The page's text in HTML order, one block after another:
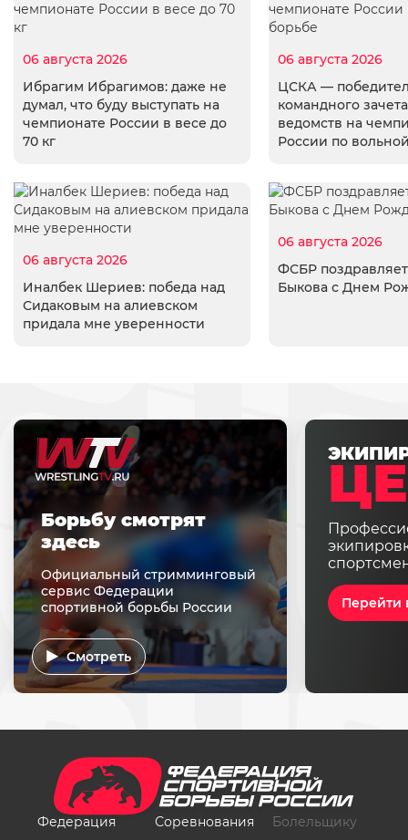
06 августа 2026
Ибрагим Ибрагимов: даже не
думал, что буду выступать на
чемпионате России в весе до
70 кг
06 августа 2026
ЦСКА —
командного
ведомств на
России по
06 августа 2026
Иналбек Шериев: победа над
Сидаковым на алиевском
придала мне уверенности
06 августа 2026
ФСБР
Быкова с Днем
Перейти
Борьбу смотрят
здесь
Официальный стримминговый
сервис Федерации
спортивной борьбы России
Смотреть
Федерация Соревнования Болельщику